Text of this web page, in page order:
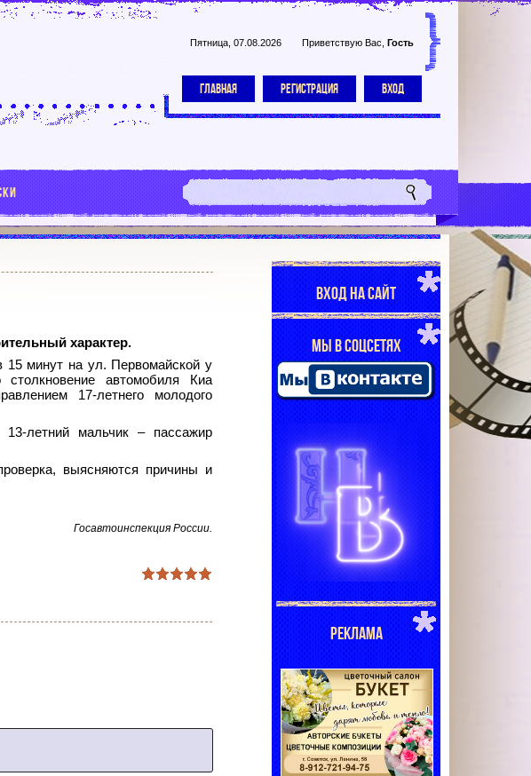
Пятница, 07.08.2026 Приветствую Вас Гость
ГЛАВНАЯ РЕГИСТРАЦИЯ ВХОД
характер.
15 минут на ул. Первомайской у
автомобиля Киа
17-летнего молодого
летний мальчик
– пассажир
выясняются причины и
Госавтоинспекция России.
ВХОД НА САЙТ
МЫ В СОЦСЕТЯХ
РЕКЛАМА